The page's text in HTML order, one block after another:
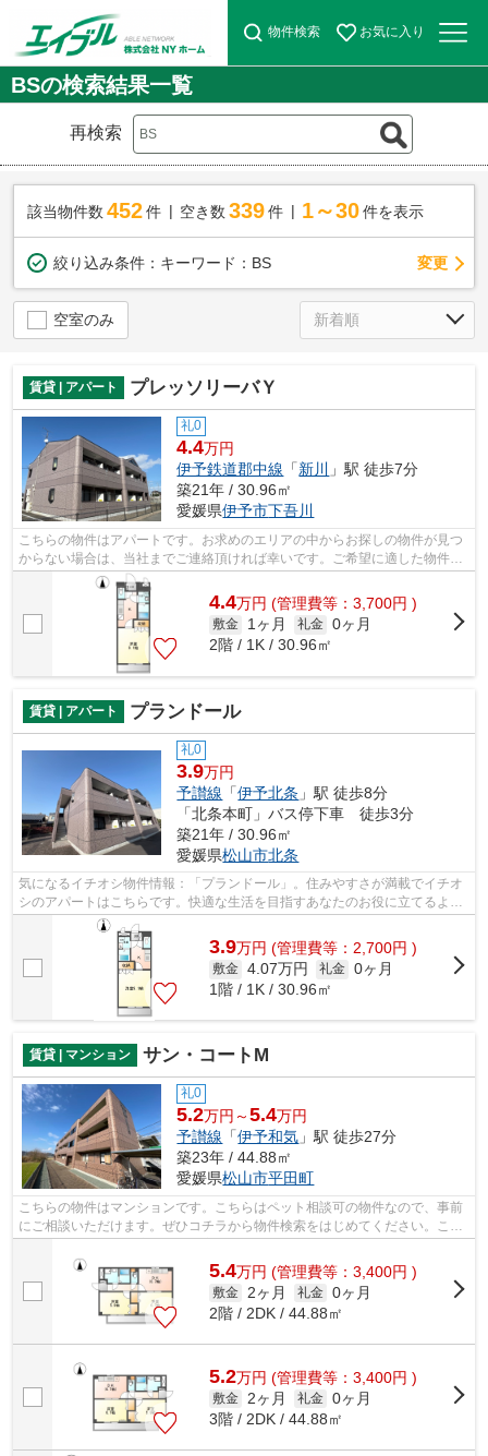
物件検索 お気に入り
BSの検索結果一覧
再検索
該当物件数 452件 空き数 339 件 1～30 件を表示
絞り込み条件： キーワード：BS 変更
空室のみ
賃貸 | アパート プレッソリーバＹ
礼0
4.4万円
伊予鉄道郡中線 「新川
」駅 徒歩7分
築21年 / 30.96㎡
愛媛県伊予市下吾川
こちらの物件はアパートです。お求めのエリアの中からお探しの物件が見つ
からない場合は、当社までご連絡頂ければ幸いです。ご希望に適した物件を
ご提案致します。
4.4万円 (管理費等：3,700円 )
敷金 1ヶ月 礼金 0ヶ月
2階 / 1K / 30.96㎡
賃貸 | アパート プランドール
礼0
3.9万円
予讃線 「伊予北条 」駅 徒歩8分
「北条本町」バス停下車 徒歩3分
築21年 / 30.96㎡
愛媛県松山市北条
気になるイチオシ物件情報：「プランドール」。住みやすさが満載でイチオ
シのアパートはこちらです。快適な生活を目指すあなたのお役に立てるよう
に。種類をたくさんご用意してお待ち...
3.9万円 (管理費等：2,700円 )
敷金 4.07万円 礼金 0ヶ月
1階 / 1K / 30.96㎡
賃貸 | マンション サン・コートM
礼0
5.2万円～5.4万円
予讃線 「伊予和気 」駅 徒歩27分
築23年 / 44.88㎡
愛媛県松山市平田町
こちらの物件はマンションです。こちらはペット相談可の物件なので、事前
にご相談いただけます。ぜひコチラから物件検索をはじめてください。これ
5.4万円 (管理費等：3,400円 )
敷金 2ヶ月 礼金 0ヶ月
2階 / 2DK / 44.88㎡
5.2万円 (管理費等：3,400円 )
敷金 2ヶ月 礼金 0ヶ月
3階 / 2DK / 44.88㎡